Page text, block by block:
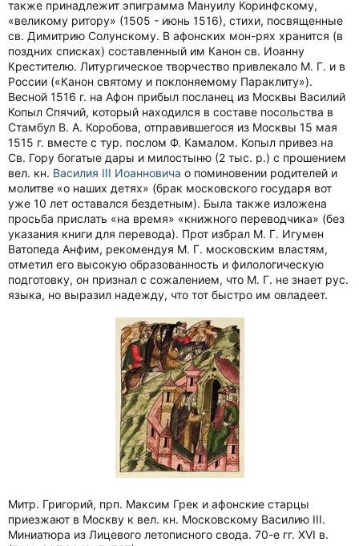
также принадлежит эпиграмма Мануилу Коринфскому,
«великому ритору» (1505 - июнь 1516), стихи, посвященные
св. Димитрию Солунскому. В афонских мон-рях хранится (в
поздних списках) составленный им Канон св. Иоанну
Крестителю. Литургическое творчество привлекало М. Г. и в
России («Канон святому и поклоняемому Параклиту»).
Весной 1516 г. на Афон прибыл посланец из Москвы Василий
Копыл Спячий, который находился в составе посольства в
Стамбул В. А. Коробова, отправившегося из Москвы 15 мая
1515 г. вместе с тур. послом Ф. Камалом. Копыл привез на
Св. Гору богатые дары и милостыню (2 тыс. р.) с прошением
вел. кн. Василия III Иоанновича о поминовении родителей и
молитве «о наших детях» (брак московского государя вот
уже 10 лет оставался бездетным). Была также изложена
просьба прислать «на время» «книжного переводчика» (без
указания книги для перевода). Прот избрал М. Г. Игумен
Ватопеда Анфим, рекомендуя М. Г. московским властям,
отметил его высокую образованность и филологическую
подготовку, он признал с сожалением, что М. Г. не знает рус.
языка, но выразил надежду, что тот быстро им овладеет.
Митр. Григорий, прп. Максим Грек и афонские старцы
приезжают в Москву к вел. кн. Московскому Василию III.
Миниатюра из Лицевого летописного свода. 70-е гг. XVI в.